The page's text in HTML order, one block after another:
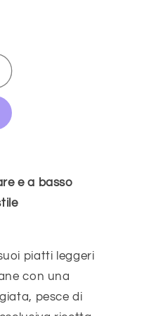
e a basso
piatti leggeri
con una
pesce di